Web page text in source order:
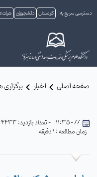
دسترسی سریع به: کارمندان دانشجویان هیات
صفحه اصلی اخبار
// - 11:35 - تعداد بازدید: 4433
زمان مطالعه : 1 دقیقه